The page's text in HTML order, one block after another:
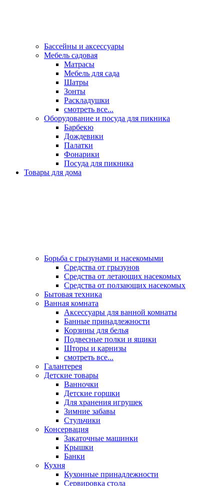
Бассейны и аксессуары
Мебель садовая
Матрасы
Мебель для сада
Шатры
Зонты
Раскладушки
смотреть все...
Оборудование и посуда для пикника
Барбекю
Дождевики
Палатки
Фонарики
Посуда для пикника
Товары для дома
Борьба с грызунами и насекомыми
Средства от грызунов
Средства от летающих насекомых
Средства от ползающих насекомых
Бытовая техника
Ванная комната
Аксессуары для ванной комнаты
Банные принадлежности
Корзины для белья
Подвесные полки и ящики
Шторы и карнизы
смотреть все...
Галантерея
Детские товары
Ванночки
Детские горшки
Для хранения игрушек
Зимние забавы
Стульчики
Консервация
Закаточные машинки
Крышки
Банки
Кухня
Кухонные принадлежности
Сервировка стола